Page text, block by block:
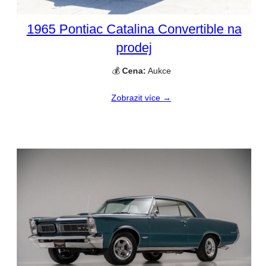
1965 Pontiac Catalina Convertible na
prodej
💰 Cena: Aukce
Zobrazit více →